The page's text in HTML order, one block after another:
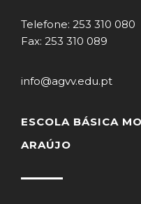
Telefone: 253 310 080
Fax: 253 310 089
info@agvv.edu.pt
ESCOLA BÁSICA
ARAÚJO